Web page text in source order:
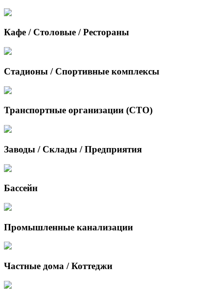
Кафе / Столовые / Рестораны
Стадионы / Спортивные комплексы
Транспортные организации (СТО)
Заводы / Склады / Предприятия
Бассейн
Промышленные канализации
Частные дома / Коттеджи